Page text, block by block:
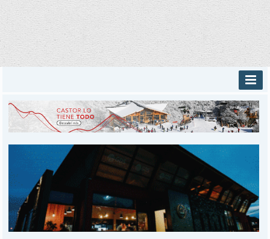
INICIO
PROVINCIALES
DEPORTES
POLICIALES
I-DIARIO
BÚSQUEDA